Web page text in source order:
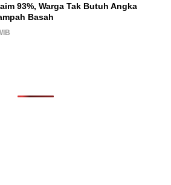
93%, Warga Tak Butuh Angka
Basah